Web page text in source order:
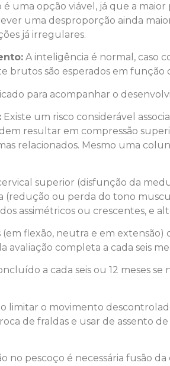
uma opção viável, já que a
uma desproporção ainda
já irregulares.
A inteligência é normal, caso
brutos são esperados em função
para acompanhar o
Existe um risco considerável
resultar em compressão
relacionados. Mesmo uma
superior (disfunção da
(redução ou perda do tono
assimétricos ou crescentes, e
flexão, neutra e em
completa a cada seis
a cada seis ou 12 meses
limitar o movimento
de fraldas e usar de assento
no pescoço é necessária fusão